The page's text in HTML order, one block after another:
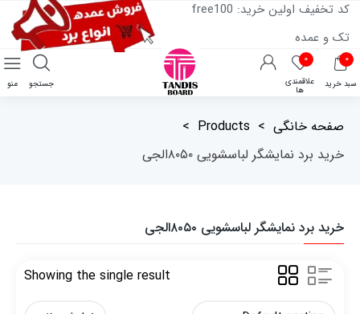
کد تخفیف اولین خرید: free100
تک و عمده
۰
سبد خرید
۰
علاقمندی
ها
منو جستجو
صفحه خانگی >
Products
>
خرید برد نمایشگر لباسشویی ۸۰۵۰الجی
خرید برد نمایشگر لباسشویی ۸۰۵۰الجی
Showing the single result